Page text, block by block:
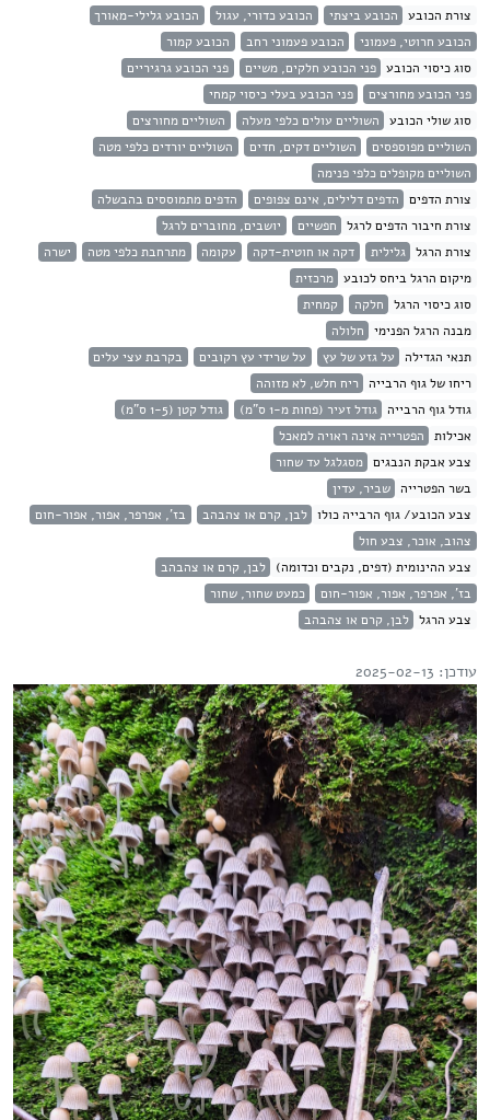
צורת הכובע הכובע ביצתי הכובע כדורי, עגול
הכובע גלילי-מאורך
הכובע חרוטי, פעמוני
הכובע פעמוני רחב
הכובע קמור
סוג כיסוי הכובע פני הכובע חלקים, משיים
פני הכובע גרגיריים
פני הכובע מחורצים
פני הכובע בעלי כיסוי קמחי
סוג שולי הכובע השוליים עולים כלפי מעלה
השוליים מחורצים
השוליים מפוספסים
השוליים דקים, חדים
השוליים יורדים כלפי מטה
השוליים מקופלים כלפי פנימה
צורת הדפים הדפים דלילים, אינם צפופים
הדפים מתמוססים בהבשלה
צורת חיבור הדפים לרגל חפשיים
יושבים, מחוברים לרגל
צורת הרגל גלילית דקה או חוטית-דקה עקומה מתרחבת כלפי מטה
ישרה
מיקום הרגל ביחס לכובע מרכזית
סוג כיסוי הרגל חלקה
קמחית
מבנה הרגל הפנימי חלולה
תנאי הגדילה על גזע של עץ על שרידי עץ רקובים
בקרבת עצי עלים
ריחו של גוף הרבייה ריח חלש, לא מזוהה
גודל גוף הרבייה גודל זעיר (פחות מ-1 ס"מ)
גודל קטן (1-5 ס"מ)
אכילות הפטרייה אינה ראויה למאכל
צבע אבקת הנבגים מסגלגל עד שחור
בשר הפטרייה שביר, עדין
צבע הכובע/ גוף הרבייה כולו לבן, קרם או צהבהב
בז', אפרפר, אפור, אפור-חום
צהוב, אוכר, צבע חול
צבע ההינומית (דפים, נקבים וכדומה) לבן, קרם או צהבהב
בז', אפרפר, אפור, אפור-חום
כמעט שחור, שחור
צבע הרגל לבן, קרם או צהבהב
עודכן: 2025-02-13